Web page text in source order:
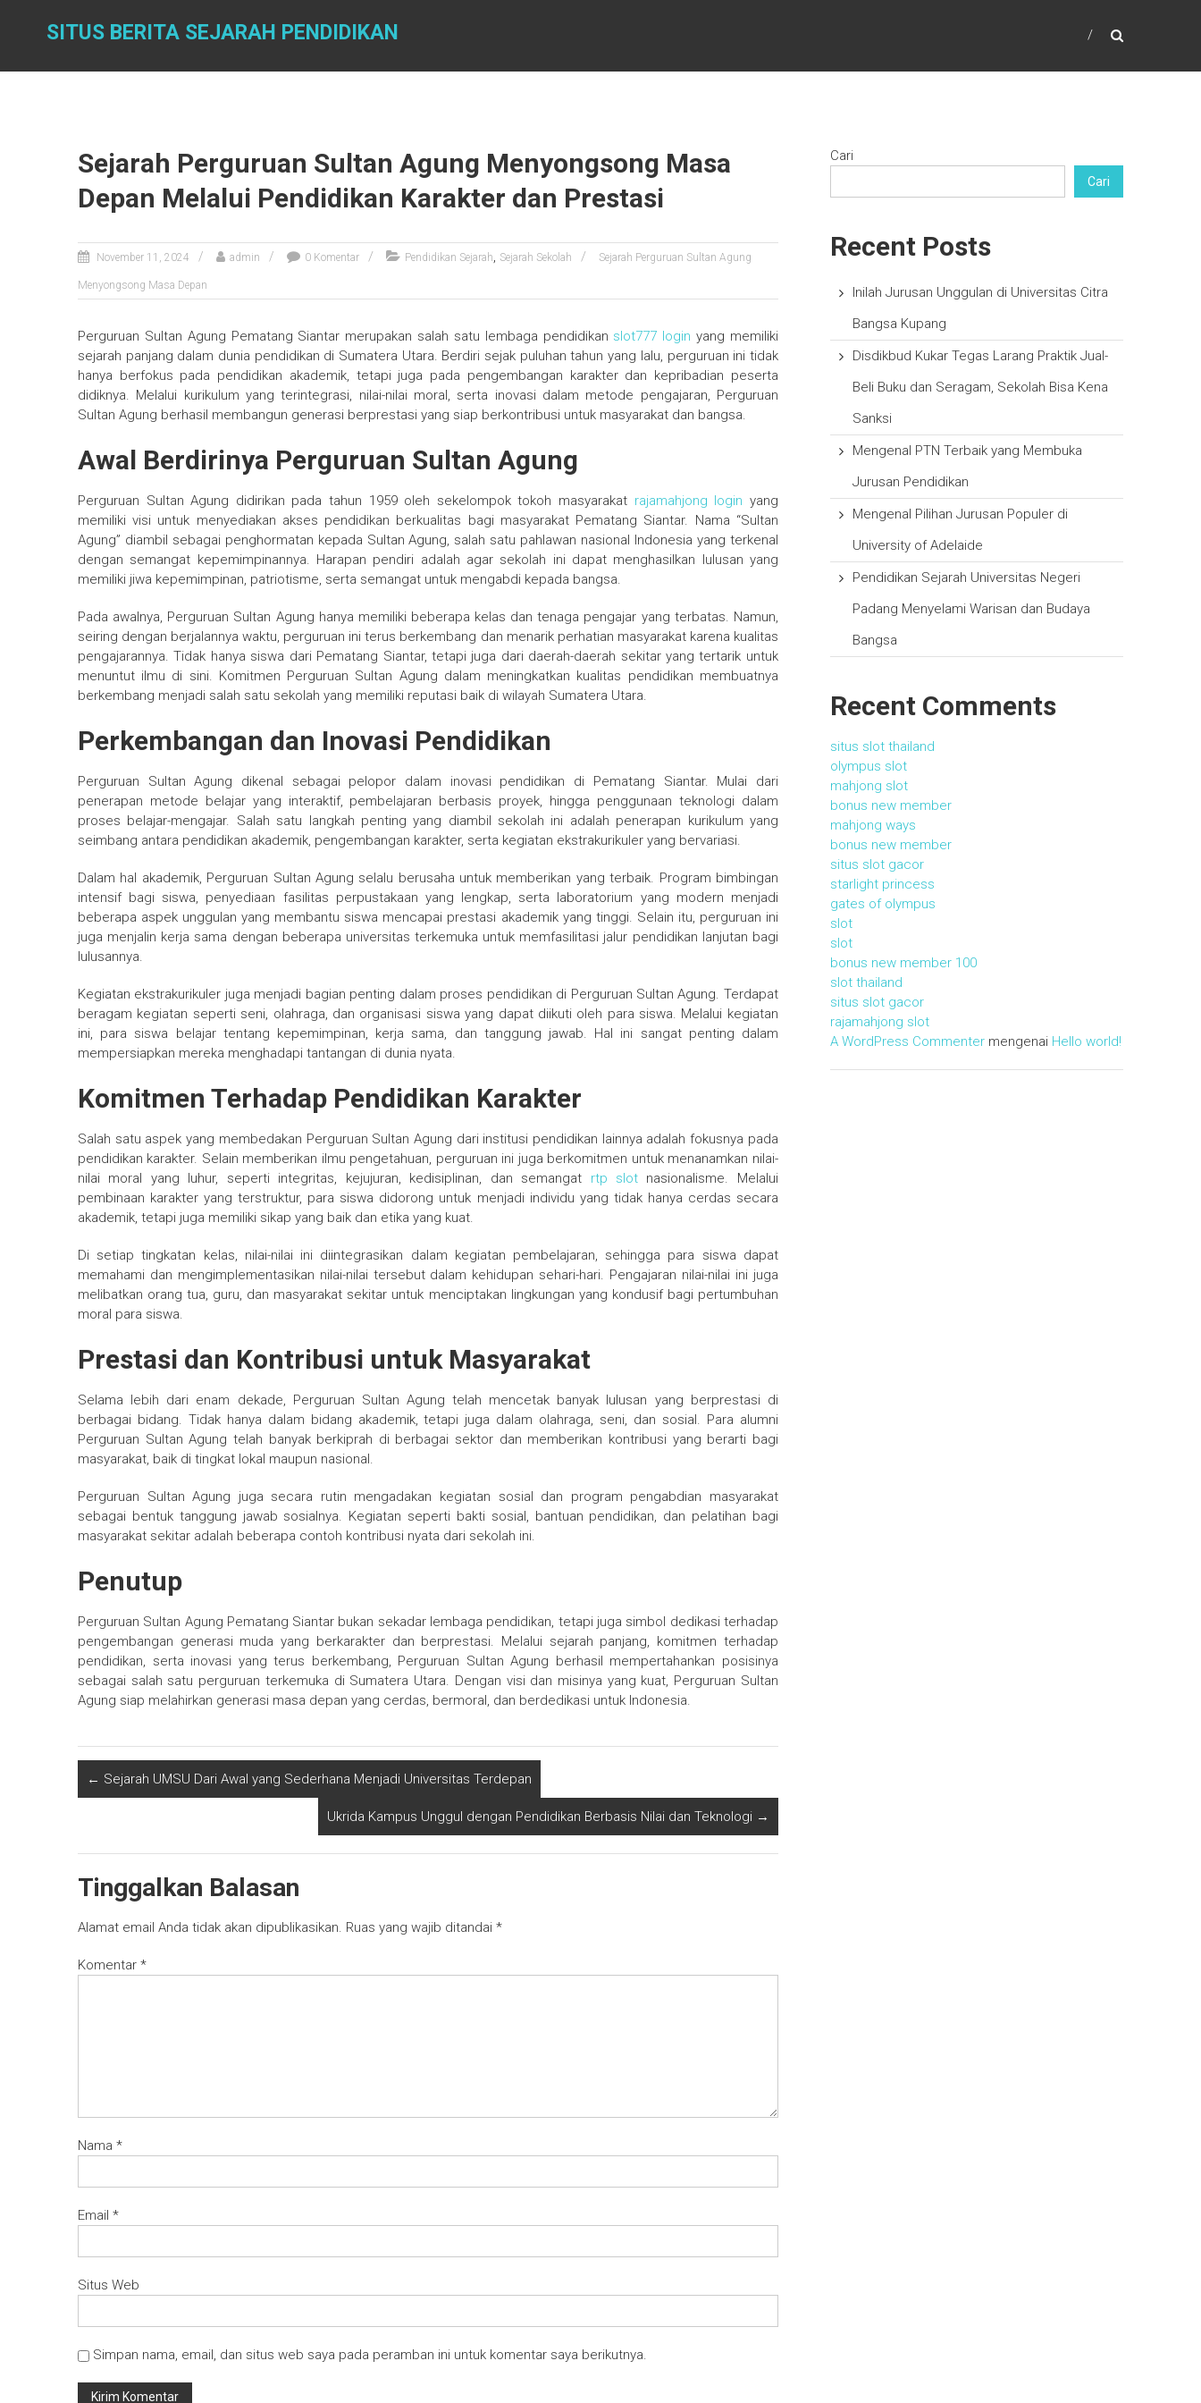
SITUS BERITA SEJARAH PENDIDIKAN
Sejarah Perguruan Sultan Agung Menyongsong Masa
Depan Melalui Pendidikan Karakter dan Prestasi
November 11, 2024 admin 0 Komentar Pendidikan Sejarah, Sejarah Sekolah Sejarah Perguruan Sultan Agung
Menyongsong Masa Depan
Perguruan Sultan Agung Pematang Siantar merupakan salah satu lembaga pendidikan slot777 login yang memiliki
sejarah panjang dalam dunia pendidikan di Sumatera Utara. Berdiri sejak puluhan tahun yang lalu, perguruan ini tidak
hanya berfokus pada pendidikan akademik, tetapi juga pada pengembangan karakter dan kepribadian peserta
didiknya. Melalui kurikulum yang terintegrasi, nilai-nilai moral, serta inovasi dalam metode pengajaran, Perguruan
Sultan Agung berhasil membangun generasi berprestasi yang siap berkontribusi untuk masyarakat dan bangsa.
Awal Berdirinya Perguruan Sultan Agung
Perguruan Sultan Agung didirikan pada tahun 1959 oleh sekelompok tokoh masyarakat rajamahjong login yang
memiliki visi untuk menyediakan akses pendidikan berkualitas bagi masyarakat Pematang Siantar. Nama “Sultan
Agung” diambil sebagai penghormatan kepada Sultan Agung, salah satu pahlawan nasional Indonesia yang terkenal
dengan semangat kepemimpinannya. Harapan pendiri adalah agar sekolah ini dapat menghasilkan lulusan yang
memiliki jiwa kepemimpinan, patriotisme, serta semangat untuk mengabdi kepada bangsa.
Pada awalnya, Perguruan Sultan Agung hanya memiliki beberapa kelas dan tenaga pengajar yang terbatas. Namun,
seiring dengan berjalannya waktu, perguruan ini terus berkembang dan menarik perhatian masyarakat karena kualitas
pengajarannya. Tidak hanya siswa dari Pematang Siantar, tetapi juga dari daerah-daerah sekitar yang tertarik untuk
menuntut ilmu di sini. Komitmen Perguruan Sultan Agung dalam meningkatkan kualitas pendidikan membuatnya
berkembang menjadi salah satu sekolah yang memiliki reputasi baik di wilayah Sumatera Utara.
Perkembangan dan Inovasi Pendidikan
Perguruan Sultan Agung dikenal sebagai pelopor dalam inovasi pendidikan di Pematang Siantar. Mulai dari
penerapan metode belajar yang interaktif, pembelajaran berbasis proyek, hingga penggunaan teknologi dalam
proses belajar-mengajar. Salah satu langkah penting yang diambil sekolah ini adalah penerapan kurikulum yang
seimbang antara pendidikan akademik, pengembangan karakter, serta kegiatan ekstrakurikuler yang bervariasi.
Dalam hal akademik, Perguruan Sultan Agung selalu berusaha untuk memberikan yang terbaik. Program bimbingan
intensif bagi siswa, penyediaan fasilitas perpustakaan yang lengkap, serta laboratorium yang modern menjadi
beberapa aspek unggulan yang membantu siswa mencapai prestasi akademik yang tinggi. Selain itu, perguruan ini
juga menjalin kerja sama dengan beberapa universitas terkemuka untuk memfasilitasi jalur pendidikan lanjutan bagi
lulusannya.
Kegiatan ekstrakurikuler juga menjadi bagian penting dalam proses pendidikan di Perguruan Sultan Agung. Terdapat
beragam kegiatan seperti seni, olahraga, dan organisasi siswa yang dapat diikuti oleh para siswa. Melalui kegiatan
ini, para siswa belajar tentang kepemimpinan, kerja sama, dan tanggung jawab. Hal ini sangat penting dalam
mempersiapkan mereka menghadapi tantangan di dunia nyata.
Komitmen Terhadap Pendidikan Karakter
Salah satu aspek yang membedakan Perguruan Sultan Agung dari institusi pendidikan lainnya adalah fokusnya pada
pendidikan karakter. Selain memberikan ilmu pengetahuan, perguruan ini juga berkomitmen untuk menanamkan nilai-
nilai moral yang luhur, seperti integritas, kejujuran, kedisiplinan, dan semangat rtp slotnasionalisme. Melalui
pembinaan karakter yang terstruktur, para siswa didorong untuk menjadi individu yang tidak hanya cerdas secara
akademik, tetapi juga memiliki sikap yang baik dan etika yang kuat.
Di setiap tingkatan kelas, nilai-nilai ini diintegrasikan dalam kegiatan pembelajaran, sehingga para siswa dapat
memahami dan mengimplementasikan nilai-nilai tersebut dalam kehidupan sehari-hari. Pengajaran nilai-nilai ini juga
melibatkan orang tua, guru, dan masyarakat sekitar untuk menciptakan lingkungan yang kondusif bagi pertumbuhan
moral para siswa.
Prestasi dan Kontribusi untuk Masyarakat
Selama lebih dari enam dekade, Perguruan Sultan Agung telah mencetak banyak lulusan yang berprestasi di
berbagai bidang. Tidak hanya dalam bidang akademik, tetapi juga dalam olahraga, seni, dan sosial. Para alumni
Perguruan Sultan Agung telah banyak berkiprah di berbagai sektor dan memberikan kontribusi yang berarti bagi
masyarakat, baik di tingkat lokal maupun nasional.
Perguruan Sultan Agung juga secara rutin mengadakan kegiatan sosial dan program pengabdian masyarakat
sebagai bentuk tanggung jawab sosialnya. Kegiatan seperti bakti sosial, bantuan pendidikan, dan pelatihan bagi
masyarakat sekitar adalah beberapa contoh kontribusi nyata dari sekolah ini.
Penutup
Perguruan Sultan Agung Pematang Siantar bukan sekadar lembaga pendidikan, tetapi juga simbol dedikasi terhadap
pengembangan generasi muda yang berkarakter dan berprestasi. Melalui sejarah panjang, komitmen terhadap
pendidikan, serta inovasi yang terus berkembang, Perguruan Sultan Agung berhasil mempertahankan posisinya
sebagai salah satu perguruan terkemuka di Sumatera Utara. Dengan visi dan misinya yang kuat, Perguruan Sultan
Agung siap melahirkan generasi masa depan yang cerdas, bermoral, dan berdedikasi untuk Indonesia.
← Sejarah UMSU Dari Awal yang Sederhana Menjadi Universitas Terdepan
Ukrida Kampus Unggul dengan Pendidikan Berbasis Nilai dan Teknologi →
Tinggalkan Balasan
Alamat email Anda tidak akan dipublikasikan. Ruas yang wajib ditandai *
Komentar *
Nama *
Email *
Situs Web
Simpan nama, email, dan situs web saya pada peramban ini untuk komentar saya berikutnya.
Cari
Cari
Recent Posts
Inilah Jurusan Unggulan di Universitas Citra
Bangsa Kupang
Disdikbud Kukar Tegas Larang Praktik Jual-
Beli Buku dan Seragam, Sekolah Bisa Kena
Sanksi
Mengenal PTN Terbaik yang Membuka
Jurusan Pendidikan
Mengenal Pilihan Jurusan Populer di
University of Adelaide
Pendidikan Sejarah Universitas Negeri
Padang Menyelami Warisan dan Budaya
Bangsa
Recent Comments
situs slot thailand
olympus slot
mahjong slot
bonus new member
mahjong ways
bonus new member
situs slot gacor
starlight princess
gates of olympus
slot
slot
bonus new member 100
slot thailand
situs slot gacor
rajamahjong slot
A WordPress Commenter mengenai Hello world!